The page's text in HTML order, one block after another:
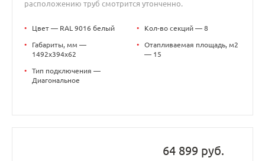
расположению труб смотрится утонченно.
• Цвет — RAL 9016 белый
•
Габариты, мм —
1492x394x62
•
Тип подключения —
Диагональное
• Кол-во секций — 8
•
Отапливаемая площадь, м2
— 15
64 899 руб.